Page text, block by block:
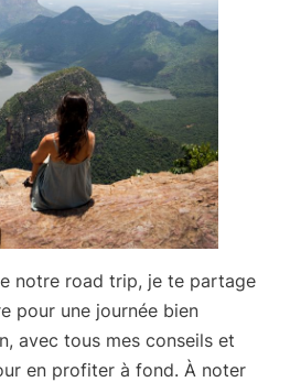
notre road trip, je te partage
pour une journée bien
, avec tous mes conseils et
en profiter à fond. À noter